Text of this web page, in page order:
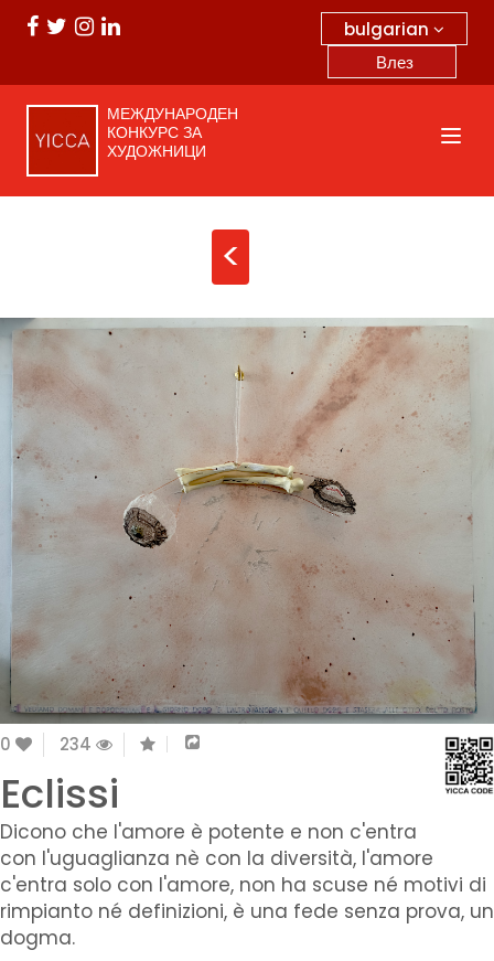
bulgarian
Влез
МЕЖДУНАРОДЕН
КОНКУРС ЗА
ХУДОЖНИЦИ
<
0 234
Eclissi
Dicono che l'amore è potente e non c'entra
con l'uguaglianza nè con la diversità, l'amore
c'entra solo con l'amore, non ha scuse né motivi di
rimpianto né definizioni, è una fede senza prova, un
dogma.